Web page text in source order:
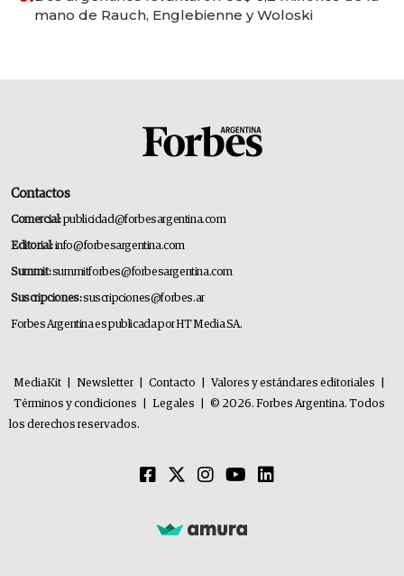
mano de Rauch, Englebienne y Woloski
Contactos
Comercial:publicidad@forbesargentina.com
Editorial:info@forbesargentina.com
Summit:summitforbes@forbesargentina.com
Suscripciones:suscripciones@forbes.ar
Forbes Argentina es publicada por HT Media SA.
MediaKit Newsletter Contacto Valores y estándares editoriales
Términos y condiciones
Legales
© 2026. Forbes Argentina. Todos
los derechos reservados.